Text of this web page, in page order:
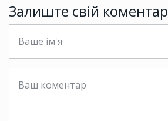
Залиште свій коментар